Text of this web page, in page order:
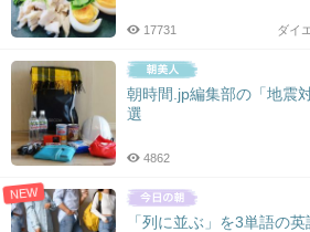
ダイ
17731
朝時間.jp編集部の「地震
選
4862
NEW
「列に並ぶ」を3単語の